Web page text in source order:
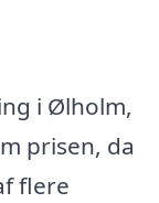
i Ølholm,
prisen, da
flere